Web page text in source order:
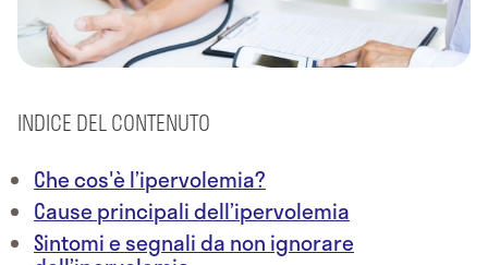
INDICE DEL CONTENUTO
Che cos'è l’ipervolemia?
Cause principali dell’ipervolemia
Sintomi e segnali da non ignorare